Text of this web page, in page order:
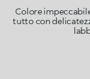
Colore
tutto con